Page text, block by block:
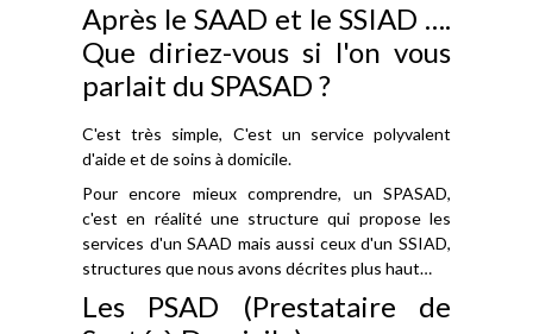
Après le SAAD et le SSIAD ….
Que diriez-vous si l'on vous
parlait du SPASAD ?
C'est très simple, C'est un service polyvalent
d'aide et de soins à domicile.
Pour encore mieux comprendre, un SPASAD,
c'est en réalité une structure qui propose les
services d'un SAAD mais aussi ceux d'un SSIAD,
structures que nous avons décrites plus haut…
Les PSAD (Prestataire de